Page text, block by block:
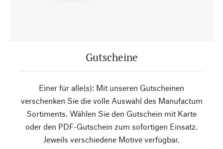
Gutscheine
Einer für alle(s): Mit unseren Gutscheinen
verschenken Sie die volle Auswahl des Manufactum
Sortiments. Wählen Sie den Gutschein mit Karte
oder den PDF-Gutschein zum sofortigen Einsatz.
Jeweils verschiedene Motive verfügbar.